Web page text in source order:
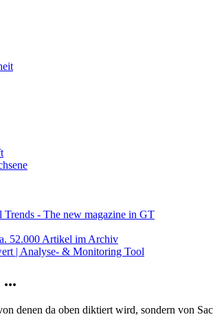
Trends - The new magazine in GT
52.000 Artikel im Archiv
denen da oben diktiert wird, sondern von